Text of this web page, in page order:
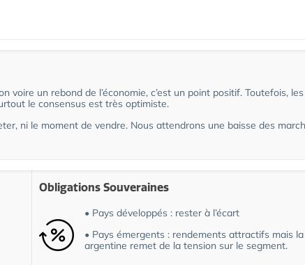
voire un rebond de l’économie, c’est un point positif. Toutefois, les
le consensus est très optimiste.
ni le moment de vendre. Nous attendrons une baisse des
Obligations Souveraines
• Pays développés : rester à l’écart
• Pays émergents : rendements attractifs mais
argentine remet de la tension sur le segment.